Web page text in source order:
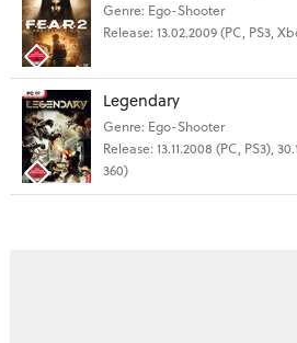
Genre: Ego-Shooter
Release: 13.02.2009 (PC, PS3,
Legendary
Genre: Ego-Shooter
Release: 13.11.2008 (PC, PS3),
360)